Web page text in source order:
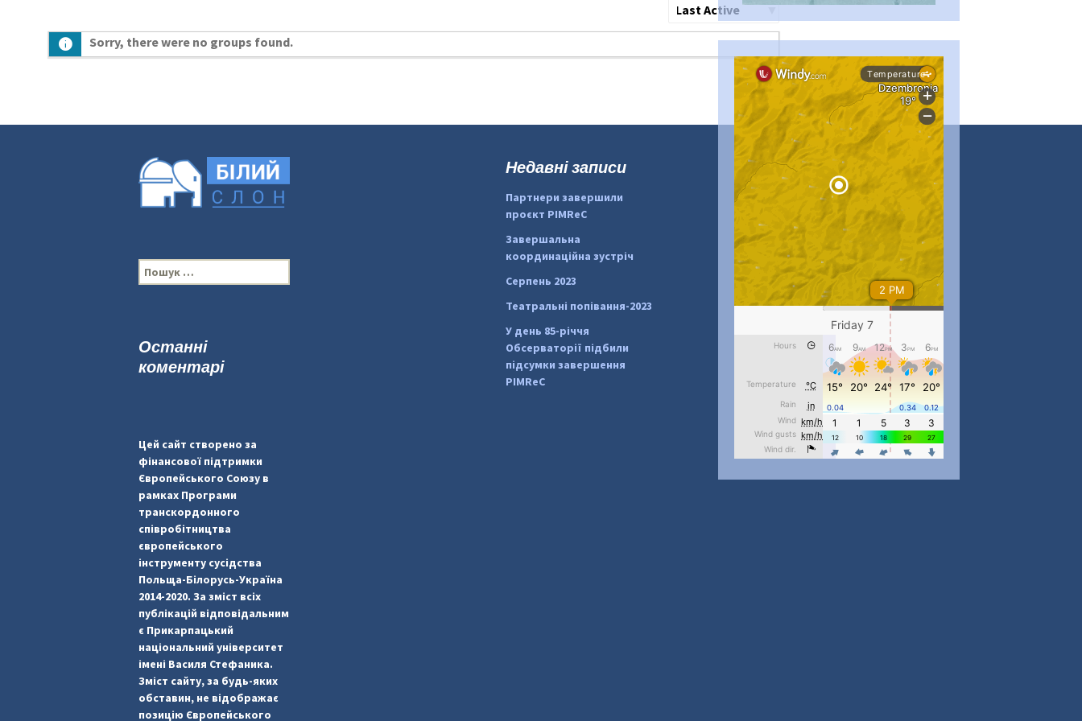
Сортувати
Sorry, there were no groups found.
#PipIvanToday
#PipIvanWeather
...
pimrec_project
#PipIvanToday #PipIvanWeather
...
pimrec_project
П
о
:
Недавні записи
Партнери завершили
проєкт PIMReC
Завершальна
координаційна зустріч
Серпень 2023
Театральні попівання-2023
У день 85-річчя
Обсерваторії підбили
підсумки завершення
PIMReC
Останні
коментарі
Цей сайт створено за
фінансової підтримки
Європейського Союзу в
рамках Програми
транскордонного
співробітництва
європейського
інструменту сусідства
Польща-Білорусь-Україна
2014-2020. За зміст всіх
публікацій відповідальним
є Прикарпацький
національний університет
імені Василя Стефаника.
Зміст сайту, за будь-яких
обставин, не відображає
позицію Європейського